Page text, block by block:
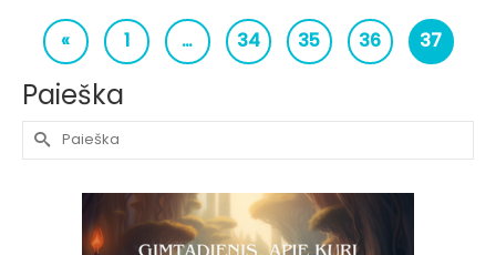
« 1 … 34 35 36 37
Paieška
Search
for: